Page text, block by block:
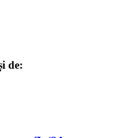
de: